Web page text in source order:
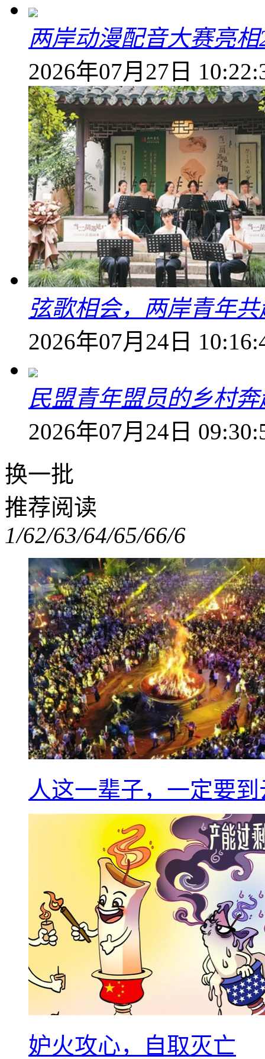
两岸动漫配音大赛亮
2026年07月27日
弦歌相会，两岸青年
2026年07月24日
民盟青年盟员的乡村
2026年07月24日
换一批
推荐阅读
1/62/63/64/65/66/6
人这一辈子，一定要
妒火攻心，自取灭亡